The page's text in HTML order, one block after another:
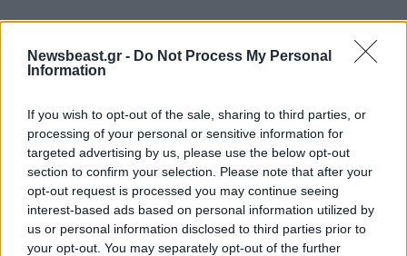
Newsbeast.gr - Do Not Process My Personal
Information
If you wish to opt-out of the sale, sharing to third parties, or
processing of your personal or sensitive information for
targeted advertising by us, please use the below opt-out
section to confirm your selection. Please note that after your
opt-out request is processed you may continue seeing
interest-based ads based on personal information utilized by
us or personal information disclosed to third parties prior to
your opt-out. You may separately opt-out of the further
ΠΡΟΣΘΕΣΤΕ ΤΟ ΣΧΟΛΙΟ ΣΑΣ